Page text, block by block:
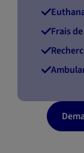
Frais